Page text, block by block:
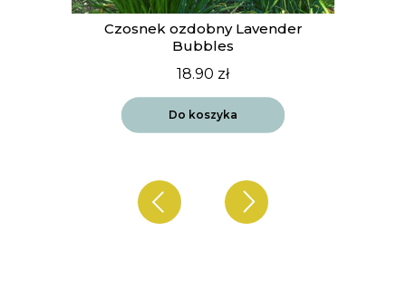
Czosnek ozdobny Lavender
Bubbles
18.90 zł
Do koszyka